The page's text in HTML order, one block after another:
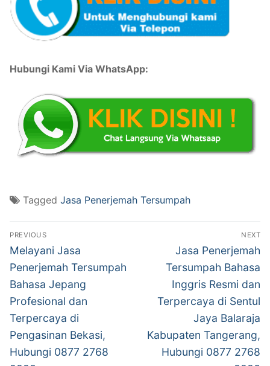
Hubungi Kami Via WhatsApp:
Tagged Jasa Penerjemah Tersumpah
Post
navigation
PREVIOUS
Previous
post:
Melayani Jasa
Penerjemah Tersumpah
Bahasa Jepang
Profesional dan
Terpercaya di
Pengasinan Bekasi,
Hubungi 0877 2768
NEXT
Next
post:
Jasa Penerjemah
Tersumpah Bahasa
Inggris Resmi dan
Terpercaya di Sentul
Jaya Balaraja
Kabupaten Tangerang,
Hubungi 0877 2768